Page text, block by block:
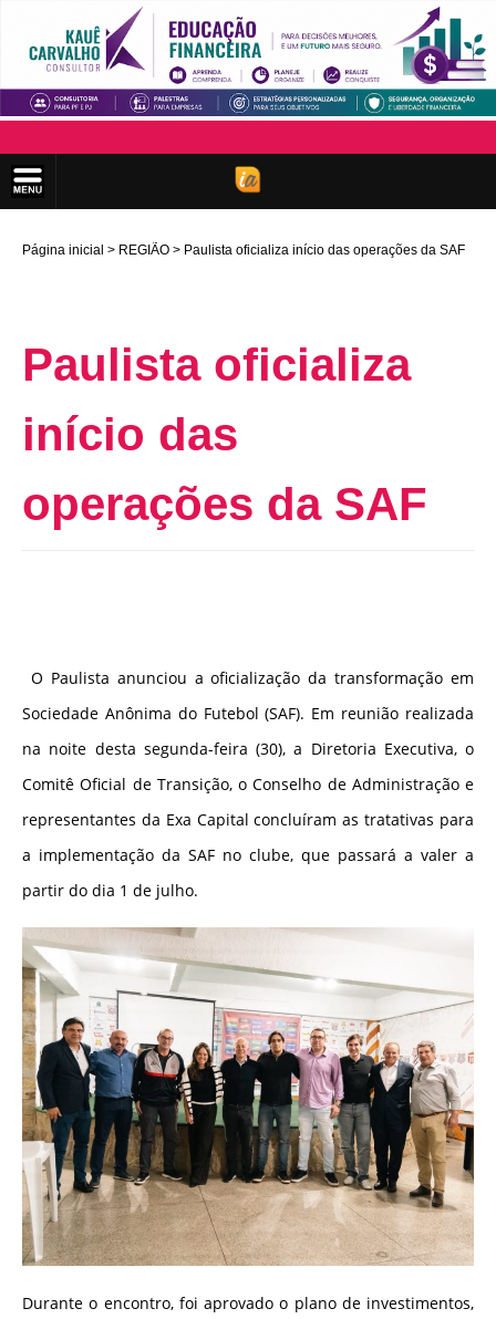
Página inicial REGIÃO Paulista oficializa início das operações da SAF
Paulista oficializa
início das
operações da SAF
O Paulista anunciou a oficialização da transformação em
Sociedade Anônima do Futebol (SAF). Em reunião realizada
na noite desta segunda-feira (30), a Diretoria Executiva, o
Comitê Oficial de Transição, o Conselho de Administração e
representantes da Exa Capital concluíram as tratativas para
a implementação da SAF no clube, que passará a valer a
partir do dia 1 de julho.
Durante o encontro, foi aprovado o plano de investimentos,